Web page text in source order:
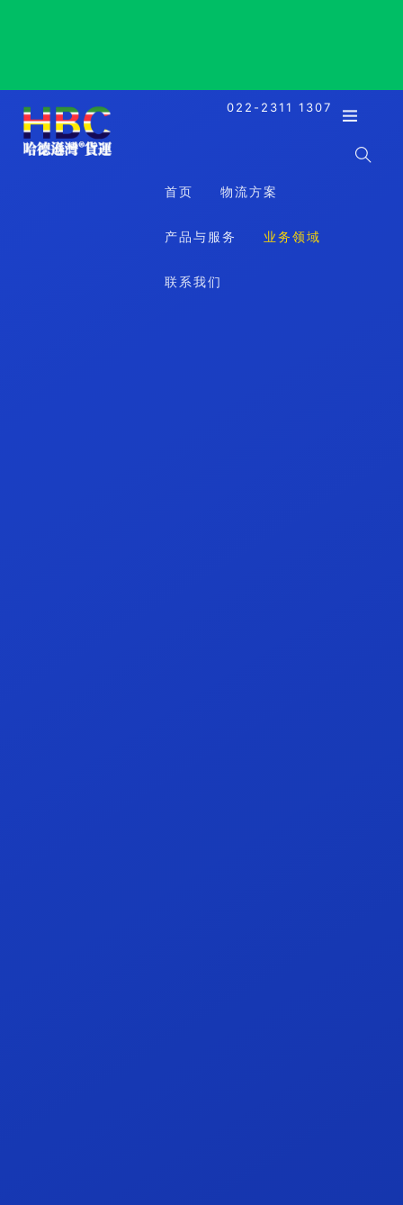
022-2311 1307
首页 物流方案
产品与服务 业务领域
联系我们